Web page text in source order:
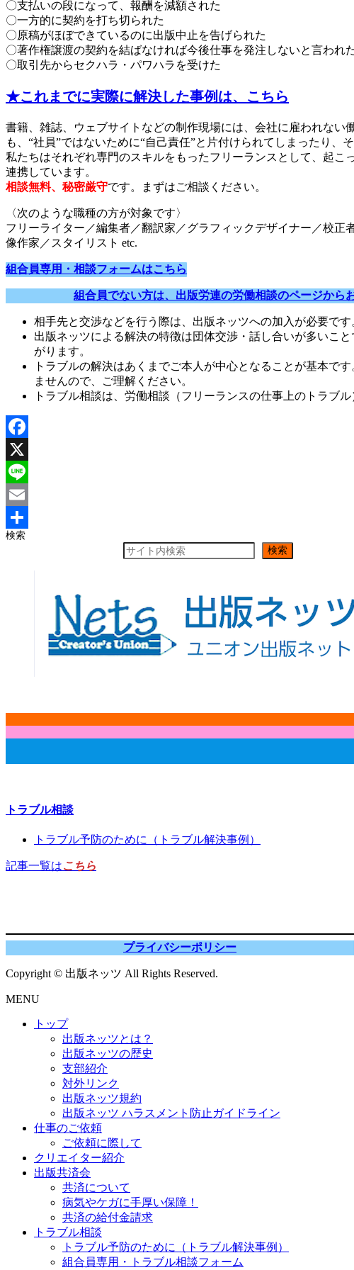
〇支払いの段になって、報酬を減額された
〇一方的に契約を打ち切られた
〇原稿がほぼできているのに出版中止を告げられた
〇著作権譲渡の契約を結ばなければ今後仕事を発注しないと言われ
〇取引先からセクハラ・パワハラを受けた
★これまでに実際に解決した事例は、こちら
書籍、雑誌、ウェブサイトなどの制作現場には、会社に雇われな
も、“社員”ではないために“自己責任”と片付けられてしまったり、
私たちはそれぞれ専門のスキルをもったフリーランスとして、起
連携しています。
相談無料、秘密厳守です。まずはご相談ください。
〈次のような職種の方が対象です〉
フリーライター／編集者／翻訳家／グラフィックデザイナー／校
像作家／スタイリスト etc.
組合員専用・相談フォームはこちら
組合員でない方は、出版労連の労働相談のページから
相手先と交渉などを行う際は、出版ネッツへの加入が必要です
出版ネッツによる解決の特徴は団体交渉・話し合いが多いこ
がります。
トラブルの解決はあくまでご本人が中心となることが基本で
ませんので、ご理解ください。
トラブル相談は、労働相談（フリーランスの仕事上のトラブ
Facebook
X
Line
Email
共
検索
検索
トラブル相談
トラブル予防のために（トラブル解決事例）
記事一覧はこちら
プライバシーポリシー
Copyright © 出版ネッツ All Rights Reserved.
MENU
トップ
出版ネッツとは？
出版ネッツの歴史
支部紹介
対外リンク
出版ネッツ規約
出版ネッツ ハラスメント防止ガイドライン
仕事のご依頼
ご依頼に際して
クリエイター紹介
出版共済会
共済について
病気やケガに手厚い保障！
共済の給付金請求
トラブル相談
トラブル予防のために（トラブル解決事例）
組合員専用・トラブル相談フォーム